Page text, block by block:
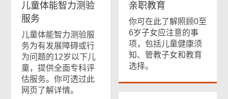
儿童体能智力测验
服务
儿童体能智力测验服
务为有发展障碍或行
为问题的12岁以下儿
童，提供全面专科评
估服务。你可透过此
网页了解详情。
亲职教育
你可在此了解照顾0至
6岁子女应注意的事
项，包括儿童健康须
知、管教子女和教育
选择。